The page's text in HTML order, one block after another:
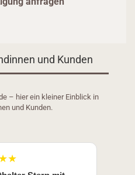
und Kunden
– hier ein kleiner Einblick in
und Kunden.